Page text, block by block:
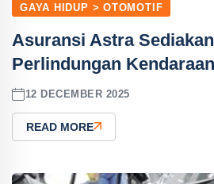
GAYA HIDUP > OTOMOTIF
Asuransi Astra
Perlindungan
12 DECEMBER 2025
READ MORE